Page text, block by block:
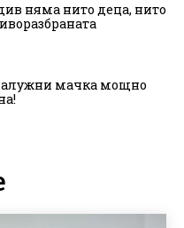
няма нито деца, нито
мачка мощно